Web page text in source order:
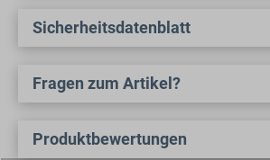
Sicherheitsdatenblatt
Fragen zum Artikel?
Produktbewertungen